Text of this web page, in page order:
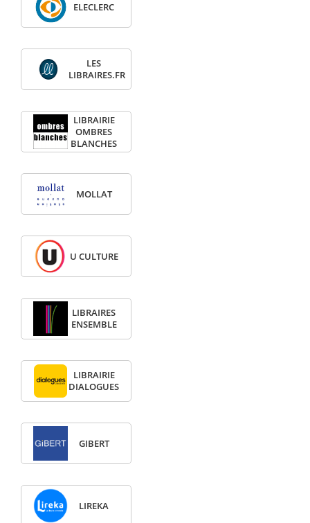
ELECLERC
LES
LIBRAIRES.FR
LIBRAIRIE
OMBRES
BLANCHES
MOLLAT
U CULTURE
LIBRAIRES
ENSEMBLE
LIBRAIRIE
DIALOGUES
GIBERT
LIREKA